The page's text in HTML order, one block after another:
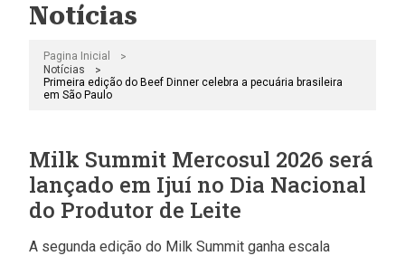
Notícias
Pagina Inicial >
Notícias >
Primeira edição do Beef Dinner celebra a pecuária brasileira
em São Paulo
Milk Summit Mercosul 2026 será
lançado em Ijuí no Dia Nacional
do Produtor de Leite
A segunda edição do Milk Summit ganha escala